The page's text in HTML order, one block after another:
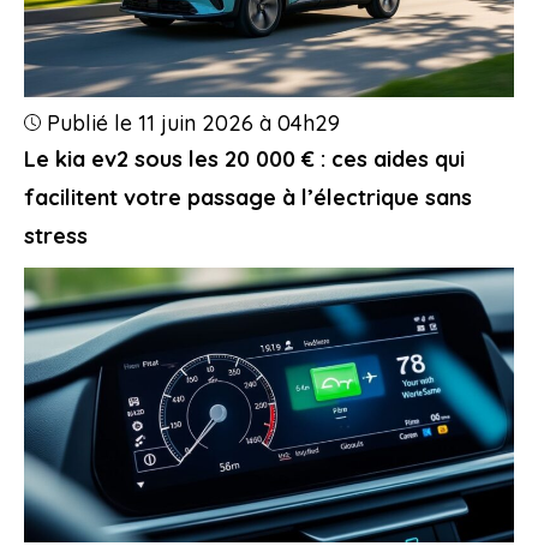
Le kia ev2 sous les 20 000 € : ces aides qui
facilitent votre passage à l’électrique sans
stress
Publié le 11 juin 2026 à 04h29